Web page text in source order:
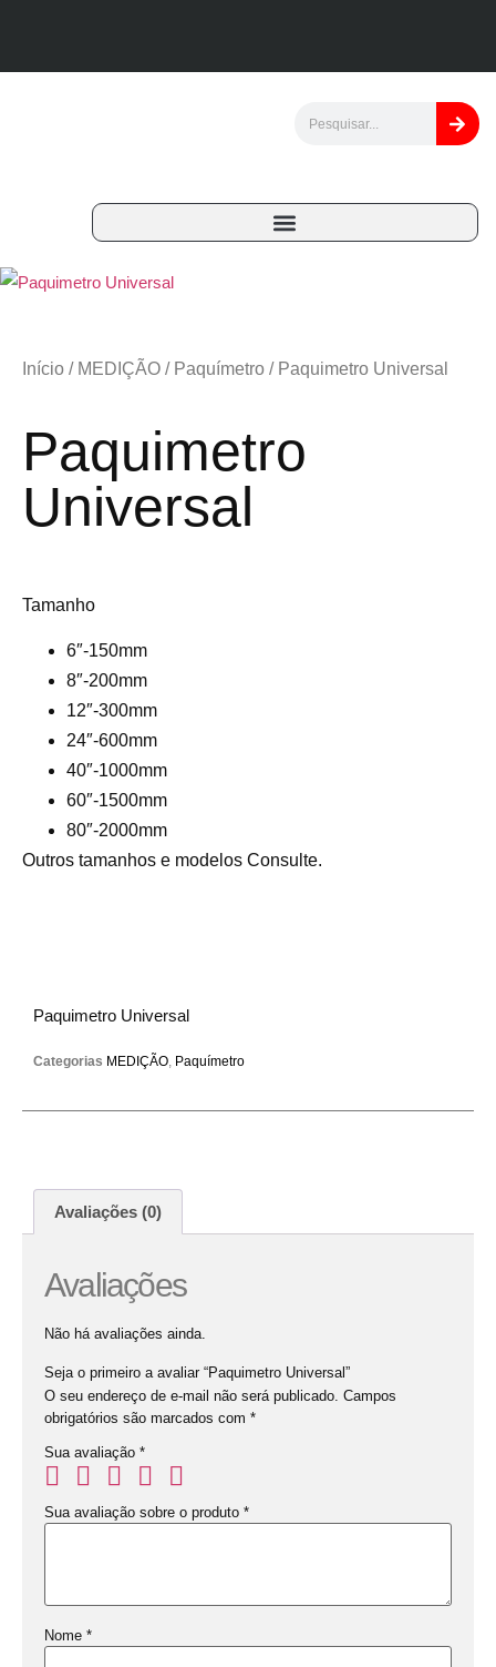
Início / MEDIÇÃO / Paquímetro / Paquimetro Universal
Paquimetro
Universal
Tamanho
6″-150mm
8″-200mm
12″-300mm
24″-600mm
40″-1000mm
60″-1500mm
80″-2000mm
Outros tamanhos e modelos Consulte.
Paquimetro Universal
Categorias MEDIÇÃO, Paquímetro
Avaliações (0)
Avaliações
Não há avaliações ainda.
Seja o primeiro a avaliar “Paquimetro Universal”
O seu endereço de e-mail não será publicado. Campos
obrigatórios são marcados com *
Sua avaliação *
Sua avaliação sobre o produto *
Nome *